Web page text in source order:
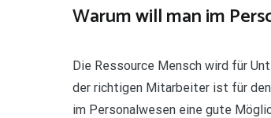
Warum will man im
Die Ressource Mensch wird für
der richtigen Mitarbeiter ist für
im Personalwesen eine gute